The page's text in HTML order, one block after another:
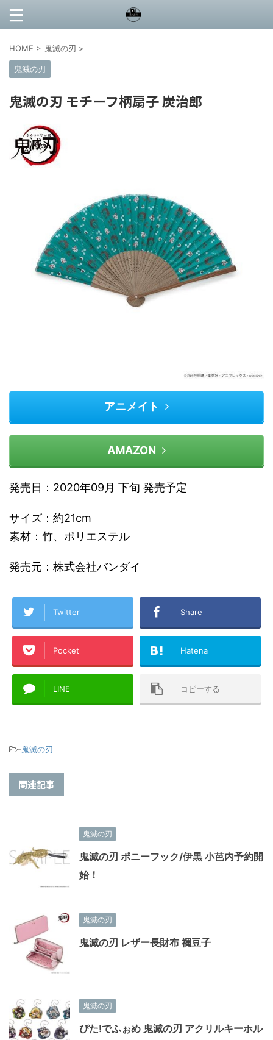
HOME > 鬼滅の刃 >
鬼滅の刃
鬼滅の刃 モチーフ柄扇子 炭治郎
アニメイト
AMAZON
発売日：2020年09月 下旬 発売予定
サイズ：約21cm
素材：竹、ポリエステル
発売元：株式会社バンダイ
Twitter Share
Pocket Hatena
LINE コピーする
-鬼滅の刃
関連記事
鬼滅の刃
鬼滅の刃 ポニーフック/伊黒 小芭内予約開
始！
鬼滅の刃
鬼滅の刃 レザー長財布 禰豆子
鬼滅の刃
ぴた!でふぉめ 鬼滅の刃 アクリルキーホル